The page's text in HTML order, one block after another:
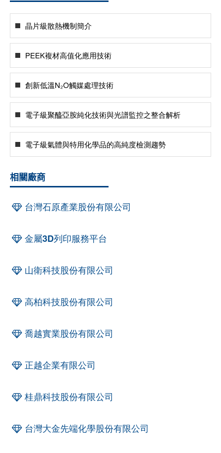
晶片級散熱機制簡介
PEEK複材高值化應用技術
創新低溫N₂O觸媒處理技術
電子級聚醯亞胺純化技術與光譜監控之整合解析
電子級氣體與特用化學品的高純度檢測趨勢
相關廠商
台灣石原產業股份有限公司
金屬3D列印服務平台
山衛科技股份有限公司
高柏科技股份有限公司
喬越實業股份有限公司
正越企業有限公司
桂鼎科技股份有限公司
台灣大金先端化學股份有限公司